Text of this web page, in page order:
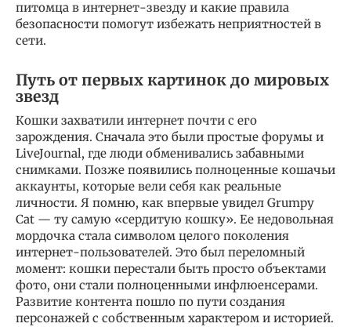
питомца в интернет-звезду и какие правила
безопасности помогут избежать неприятностей в
сети.
Путь от первых картинок до мировых
звезд
Кошки захватили интернет почти с его
зарождения. Сначала это были простые форумы и
LiveJournal, где люди обменивались забавными
снимками. Позже появились полноценные кошачьи
аккаунты, которые вели себя как реальные
личности. Я помню, как впервые увидел Grumpy
Cat — ту самую «сердитую кошку». Ее недовольная
мордочка стала символом целого поколения
интернет-пользователей. Это был переломный
момент: кошки перестали быть просто объектами
фото, они стали полноценными инфлюенсерами.
Развитие контента пошло по пути создания
персонажей с собственным характером и историей.